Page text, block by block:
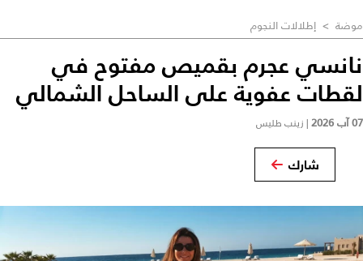
موضة > إطلالات النجوم
نانسي عجرم بقميص مفتوح في
لقطات عفوية على الساحل الشمالي
07 آب 2026 | زينب طليس
شارك